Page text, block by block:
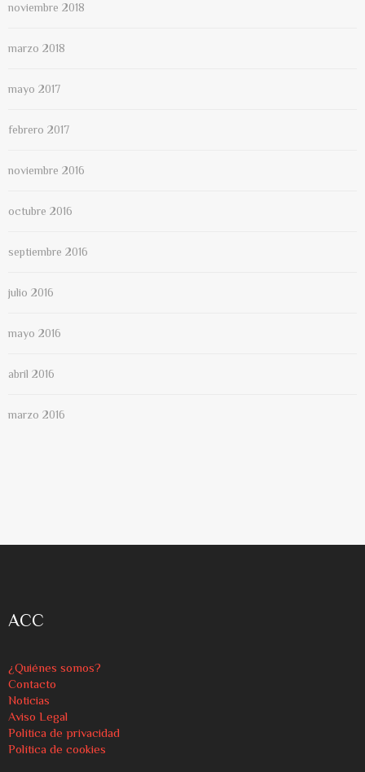
noviembre 2018
marzo 2018
mayo 2017
febrero 2017
noviembre 2016
octubre 2016
septiembre 2016
julio 2016
mayo 2016
abril 2016
marzo 2016
ACC
¿Quiénes somos?
Contacto
Noticias
Aviso Legal
Política de privacidad
Política de cookies